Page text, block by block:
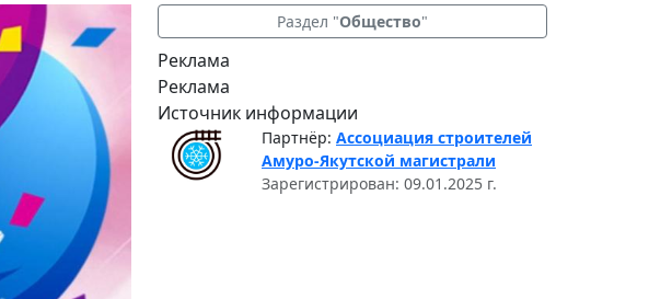
Раздел "Общество"
Реклама
Реклама
Источник информации
Партнёр: Ассоциация строителей
Амуро-Якутской магистрали
Зарегистрирован: 09.01.2025 г.